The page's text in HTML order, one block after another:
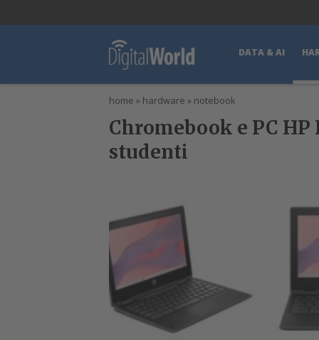
DATA & AI
home » hardware » notebook
Chromebook e PC
studenti